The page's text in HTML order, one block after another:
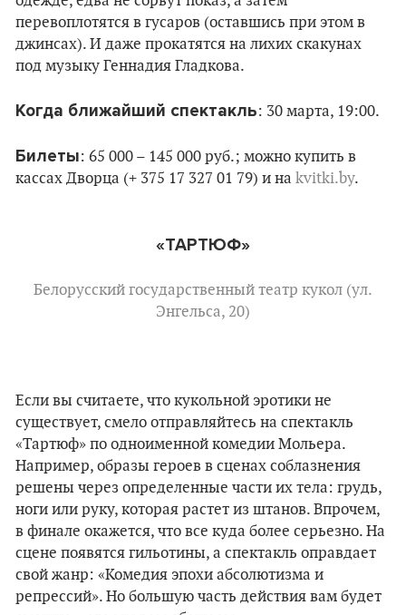
перевоплотятся в гусаров (оставшись при этом в
джинсах). И даже прокатятся на лихих скакунах
под музыку Геннадия Гладкова.
Когда ближайший спектакль: 30 марта, 19:00.
Билеты: 65 000 – 145 000 руб.; можно купить в
кассах Дворца (+ 375 17 327 01 79) и на kvitki.by.
«ТАРТЮФ»
Белорусский государственный театр кукол (ул.
Энгельса, 20)
Если вы считаете, что кукольной эротики не
существует, смело отправляйтесь на спектакль
«Тартюф» по одноименной комедии Мольера.
Например, образы героев в сценах соблазнения
решены через определенные части их тела: грудь,
ноги или руку, которая растет из штанов. Впрочем,
в финале окажется, что все куда более серьезно. На
сцене появятся гильотины, а спектакль оправдает
свой жанр: «Комедия эпохи абсолютизма и
репрессий». Но большую часть действия вам будет